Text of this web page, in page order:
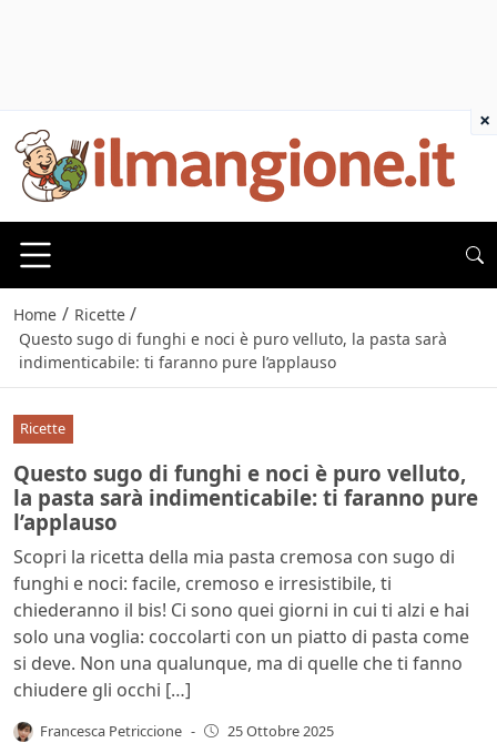
Home / Ricette /
Questo sugo di funghi e noci è puro velluto, la pasta sarà
indimenticabile: ti faranno pure l’applauso
Ricette
Questo sugo di funghi e noci è puro velluto,
la pasta sarà indimenticabile: ti faranno pure
l’applauso
Scopri la ricetta della mia pasta cremosa con sugo di
funghi e noci: facile, cremoso e irresistibile, ti
chiederanno il bis! Ci sono quei giorni in cui ti alzi e hai
solo una voglia: coccolarti con un piatto di pasta come
si deve. Non una qualunque, ma di quelle che ti fanno
chiudere gli occhi […]
Francesca Petriccione - 25 Ottobre 2025
×